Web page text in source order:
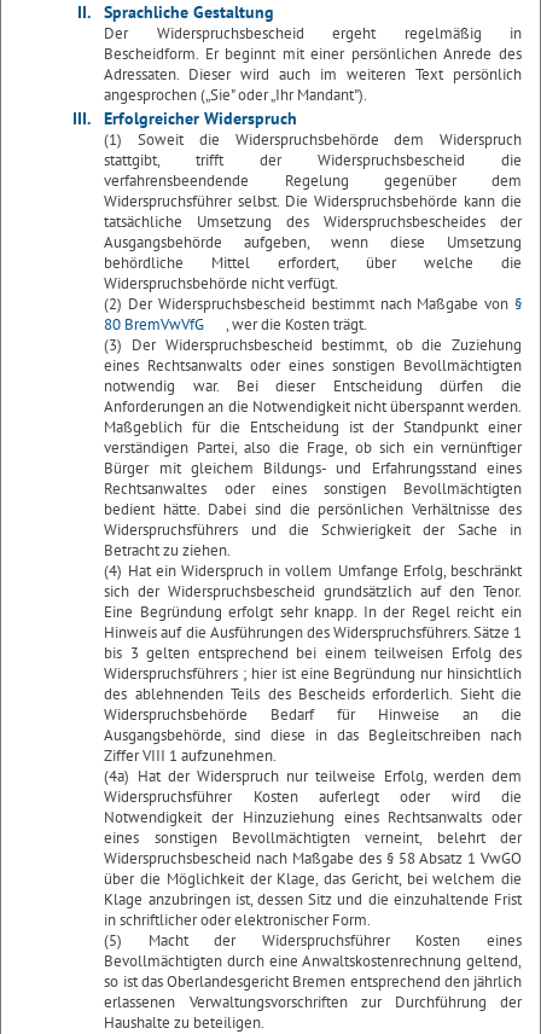
II. Sprachliche Gestaltung
Der Widerspruchsbescheid ergeht regelmäßig in
Bescheidform. Er beginnt mit einer persönlichen Anrede des
Adressaten. Dieser wird auch im weiteren Text persönlich
angesprochen („Sie" oder „Ihr Mandant").
III. Erfolgreicher Widerspruch
(1) Soweit die Widerspruchsbehörde dem Widerspruch
stattgibt, trifft der Widerspruchsbescheid die
verfahrensbeendende Regelung gegenüber dem
Widerspruchsführer selbst. Die Widerspruchsbehörde kann die
tatsächliche Umsetzung des Widerspruchsbescheides der
Ausgangsbehörde aufgeben, wenn diese Umsetzung
behördliche Mittel erfordert, über welche die
Widerspruchsbehörde nicht verfügt.
(2) Der Widerspruchsbescheid bestimmt nach Maßgabe von §
80 BremVwVfG
, wer die Kosten trägt.
(3) Der Widerspruchsbescheid bestimmt, ob die Zuziehung
eines Rechtsanwalts oder eines sonstigen Bevollmächtigten
notwendig war. Bei dieser Entscheidung dürfen die
Anforderungen an die Notwendigkeit nicht überspannt werden.
Maßgeblich für die Entscheidung ist der Standpunkt einer
verständigen Partei, also die Frage, ob sich ein vernünftiger
Bürger mit gleichem Bildungs- und Erfahrungsstand eines
Rechtsanwaltes oder eines sonstigen Bevollmächtigten
bedient hätte. Dabei sind die persönlichen Verhältnisse des
Widerspruchsführers und die Schwierigkeit der Sache in
Betracht zu ziehen.
(4) Hat ein Widerspruch in vollem Umfange Erfolg, beschränkt
sich der Widerspruchsbescheid grundsätzlich auf den Tenor.
Eine Begründung erfolgt sehr knapp. In der Regel reicht ein
Hinweis auf die Ausführungen des Widerspruchsführers. Sätze 1
bis 3 gelten entsprechend bei einem teilweisen Erfolg des
Widerspruchsführers ; hier ist eine Begründung nur hinsichtlich
des ablehnenden Teils des Bescheids erforderlich. Sieht die
Widerspruchsbehörde Bedarf für Hinweise an die
Ausgangsbehörde, sind diese in das Begleitschreiben nach
Ziffer VIII 1 aufzunehmen.
(4a) Hat der Widerspruch nur teilweise Erfolg, werden dem
Widerspruchsführer Kosten auferlegt oder wird die
Notwendigkeit der Hinzuziehung eines Rechtsanwalts oder
eines sonstigen Bevollmächtigten verneint, belehrt der
Widerspruchsbescheid nach Maßgabe des § 58 Absatz 1 VwGO
über die Möglichkeit der Klage, das Gericht, bei welchem die
Klage anzubringen ist, dessen Sitz und die einzuhaltende Frist
in schriftlicher oder elektronischer Form.
(5) Macht der Widerspruchsführer Kosten eines
Bevollmächtigten durch eine Anwaltskostenrechnung geltend,
so ist das Oberlandesgericht Bremen entsprechend den jährlich
erlassenen Verwaltungsvorschriften zur Durchführung der
Haushalte zu beteiligen.